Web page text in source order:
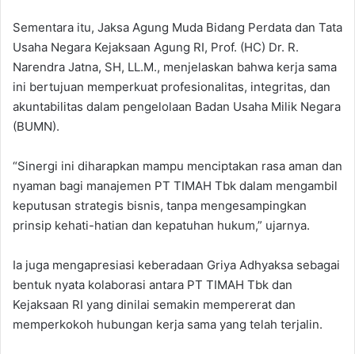
Sementara itu, Jaksa Agung Muda Bidang Perdata dan Tata
Usaha Negara Kejaksaan Agung RI, Prof. (HC) Dr. R.
Narendra Jatna, SH, LL.M., menjelaskan bahwa kerja sama
ini bertujuan memperkuat profesionalitas, integritas, dan
akuntabilitas dalam pengelolaan Badan Usaha Milik Negara
(BUMN).
“Sinergi ini diharapkan mampu menciptakan rasa aman dan
nyaman bagi manajemen PT TIMAH Tbk dalam mengambil
keputusan strategis bisnis, tanpa mengesampingkan
prinsip kehati-hatian dan kepatuhan hukum,” ujarnya.
Ia juga mengapresiasi keberadaan Griya Adhyaksa sebagai
bentuk nyata kolaborasi antara PT TIMAH Tbk dan
Kejaksaan RI yang dinilai semakin mempererat dan
memperkokoh hubungan kerja sama yang telah terjalin.